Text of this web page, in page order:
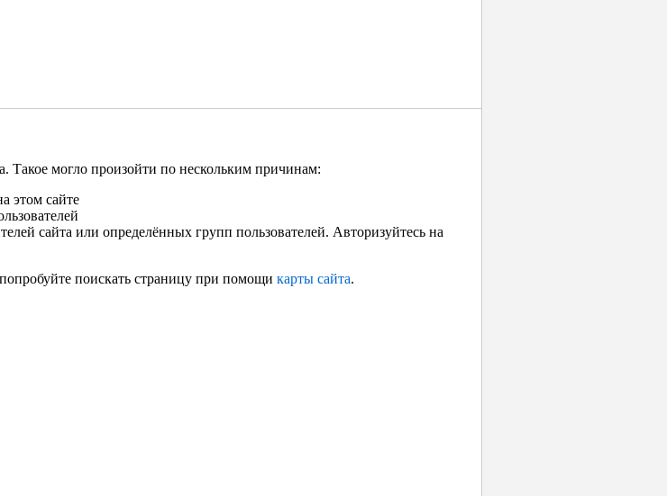
Такое могло произойти по нескольким причинам:
этом сайте
сайта или определённых групп пользователей. Авторизуйтесь на
поискать страницу при помощи карты сайта.